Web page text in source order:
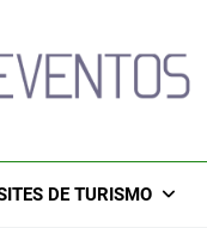
De
– Feiras De Moda
DE TURISMO